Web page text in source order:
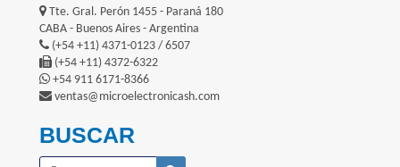
Tte. Gral. Perón 1455 - Paraná 180
CABA - Buenos Aires - Argentina
(+54 +11) 4371-0123 / 6507
(+54 +11) 4372-6322
+54 911 6171-8366
ventas@microelectronicash.com
BUSCAR